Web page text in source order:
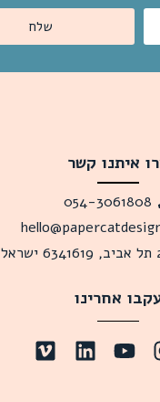
שלח
איתנו קשר
054-3061808
אחרינו